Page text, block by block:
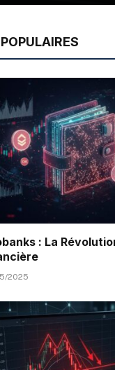
: La
2025